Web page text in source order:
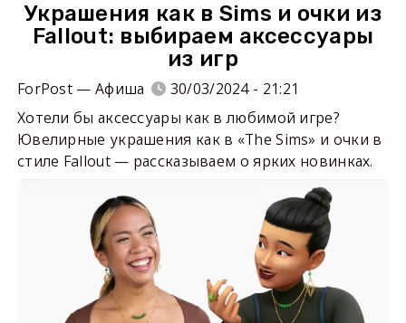
Украшения как в Sims и очки из
Fallout: выбираем аксессуары
из игр
ForPost — Афиша
30/03/2024 - 21:21
Хотели бы аксессуары как в любимой игре?
Ювелирные украшения как в «The Sims» и очки в
стиле Fallout — рассказываем о ярких новинках.